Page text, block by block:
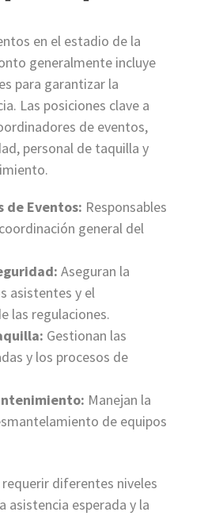
en el estadio de la
generalmente incluye
para garantizar la
Las posiciones clave a
de eventos,
personal de taquilla y
de Eventos: Responsables
general del
Aseguran la
asistentes y el
las regulaciones.
Gestionan las
y los procesos de
Manejan la
de equipos
diferentes niveles
asistencia esperada y la